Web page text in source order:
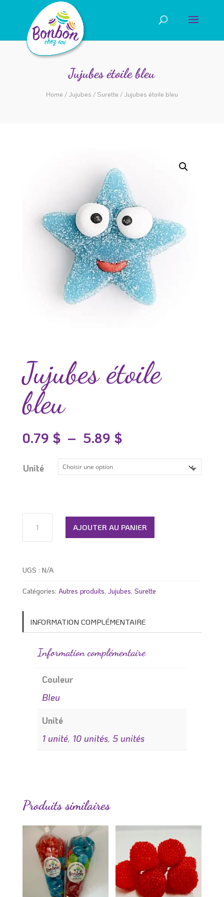
Jujubes étoile bleu
Home / Jujubes / Surette / Jujubes étoile bleu
Jujubes étoile
bleu
0.79 $ – 5.89 $Plage
prix :
à
Unité
quantité
Jujubes
AJOUTER AU PANIER
UGS : N/A
Catégories: Autres produits, Jujubes, Surette
INFORMATION COMPLÉMENTAIRE
Information complémentaire
Couleur
Bleu
Unité
1 unité, 10 unités, 5 unités
Produits similaires